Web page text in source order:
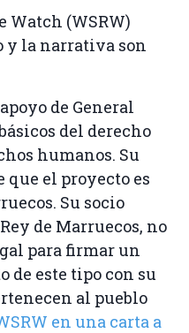
Watch (WSRW)
y la narrativa son
de General
del derecho
humanos. Su
el proyecto es
Su socio
de Marruecos, no
para firmar un
de este tipo con su
al pueblo
en una carta a